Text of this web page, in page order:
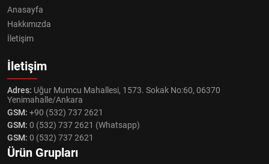
Anasayfa
Hakkımızda
İletişim
İletişim
Adres: Uğur Mumcu Mahallesi, 1573. Sokak No:60, 06370
Yenimahalle/Ankara
GSM: +90 (532) 737 2621
GSM: 0 (532) 737 2621 (Whatsapp)
GSM: 0 (532) 737 2621
Ürün Grupları